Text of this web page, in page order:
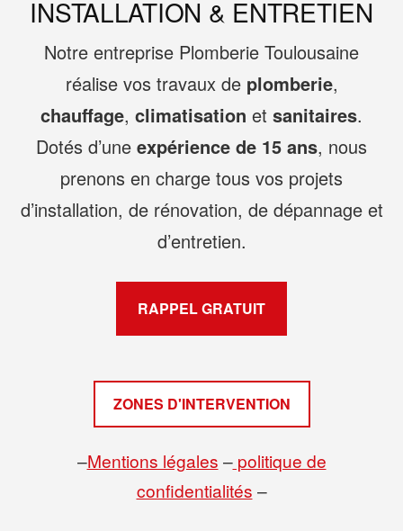
INSTALLATION & ENTRETIEN
Notre entreprise Plomberie Toulousaine
réalise vos travaux de plomberie,
chauffage, climatisation et sanitaires.
Dotés d’une expérience de 15 ans, nous
prenons en charge tous vos projets
d’installation, de rénovation, de dépannage et
d’entretien.
RAPPEL GRATUIT
ZONES D'INTERVENTION
–Mentions légales –politique de
confidentialités –